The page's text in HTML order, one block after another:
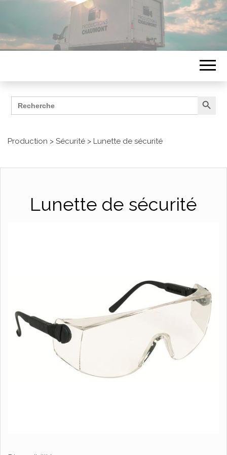
ÉQUIPEMENTS
Search
for:
Search Button
Production > Sécurité > Lunette de sécurité
Lunette de sécurité